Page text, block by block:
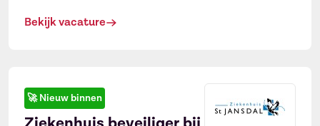
glimlach uitdeelt als kordaat optreedt wanneer dat
Rotterdam (en eventueel Leiden). Ben jij daarnaast
niet bang voor avond- en nachtdiensten en […]
Bekijk vacature
🚀Nieuw binnen